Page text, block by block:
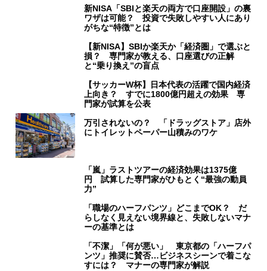
新NISA「SBIと楽天の両方で口座開設」の裏
ワザは可能？ 投資で失敗しやすい人にあり
がちな“特徴”とは
【新NISA】SBIか楽天か「経済圏」で選ぶと
損？ 専門家が教える、口座選びの正解
と“乗り換え”の盲点
【サッカーW杯】日本代表の活躍で国内経済
上向き？ すでに1800億円超えの効果 専
門家が試算を公表
万引されないの？ 「ドラッグストア」店外
にトイレットペーパー山積みのワケ
「嵐」ラストツアーの経済効果は1375億
円 試算した専門家がひもとく“最強の動員
力”
「職場のハーフパンツ」どこまでOK？ だ
らしなく見えない境界線と、失敗しないマナ
ーの基準とは
「不潔」「何が悪い」 東京都の「ハーフパ
ンツ」推奨に賛否…ビジネスシーンで着こな
すには？ マナーの専門家が解説